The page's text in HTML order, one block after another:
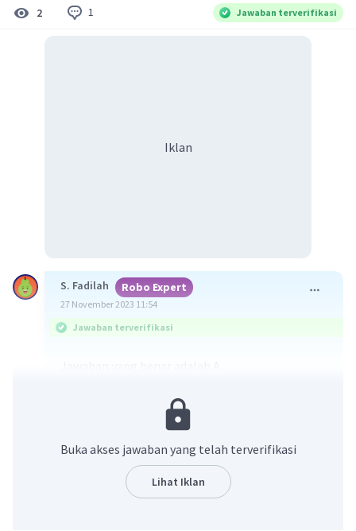
2 1 Jawaban terverifikasi
Iklan
S. Fadilah Robo Expert
27 November 2023 11:54
Jawaban terverifikasi
Haji Agus Salim, yang dijuluki The Grand Old Man,
merupakan tokoh nasional sekaligus diplomat
yang menguasai banyak bahasa asing.
Penguasaanya terhadap bahasa asing ini
menjadikannya sebagai wakil Indonesia pada
setiap perundingan internasional. Karir
Buka akses jawaban yang telah terverifikasi
Lihat Iklan